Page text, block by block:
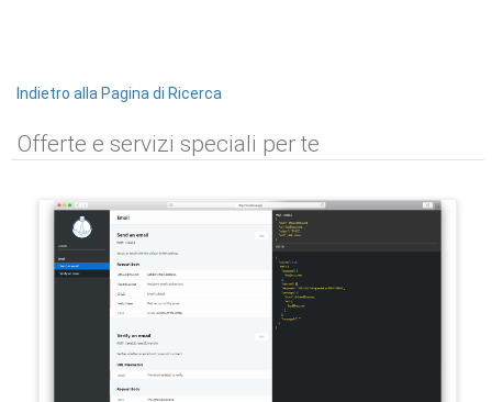
Indietro alla Pagina di Ricerca
Offerte e servizi speciali per te